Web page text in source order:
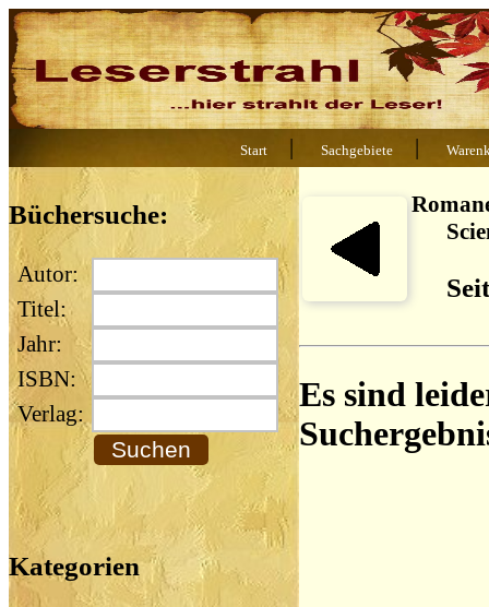
Start| Sachgebiete|
Büchersuche:
Autor:
Titel:
Jahr:
ISBN:
Verlag:
Kategorien
Es sind